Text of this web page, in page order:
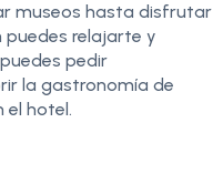
museos hasta disfrutar
puedes relajarte y
pedir
la gastronomía de
el hotel.